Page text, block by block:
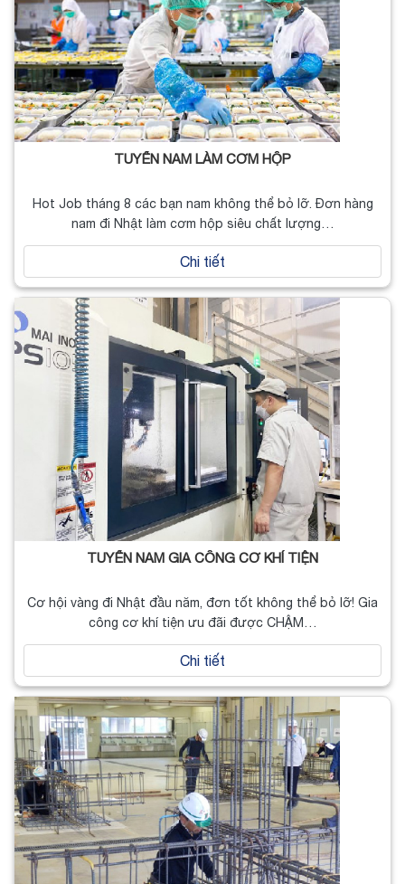
TUYỂN NAM LÀM CƠM HỘP
Hot Job tháng 8 các bạn nam không thể bỏ lỡ. Đơn hàng
nam đi Nhật làm cơm hộp siêu chất lượng…
Chi tiết
TUYỂN NAM GIA CÔNG CƠ KHÍ TIỆN
Cơ hội vàng đi Nhật đầu năm, đơn tốt không thể bỏ lỡ! Gia
công cơ khí tiện ưu đãi được CHẬM…
Chi tiết